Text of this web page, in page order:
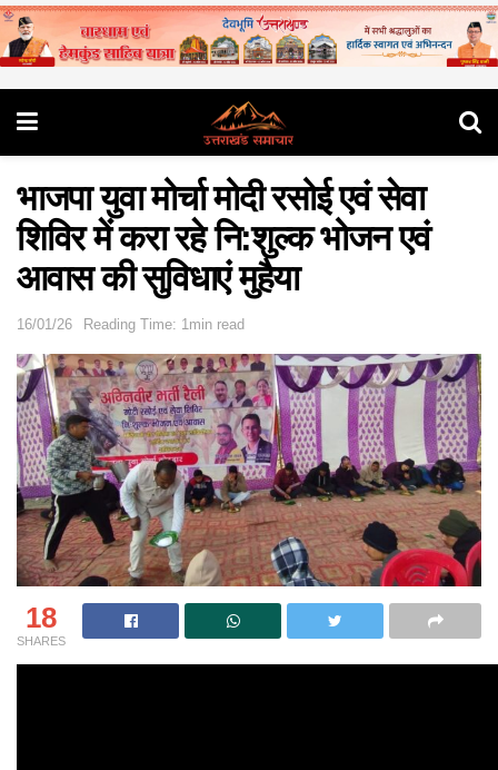
भाजपा युवा मोर्चा मोदी रसोई एवं सेवा
शिविर में करा रहे नि:शुल्क भोजन एवं
आवास की सुविधाएं मुहैया
16/01/26 Reading Time: 1min read
18
SHARES